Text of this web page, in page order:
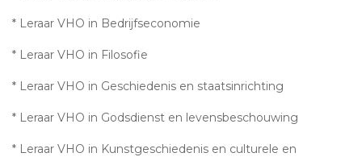
* Leraar VHO in Bedrijfseconomie
* Leraar VHO in Filosofie
* Leraar VHO in Geschiedenis en staatsinrichting
* Leraar VHO in Godsdienst en levensbeschouwing
* Leraar VHO in Kunstgeschiedenis en culturele en